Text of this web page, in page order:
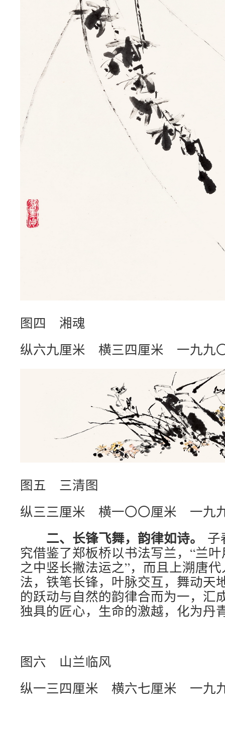
图四 湘魂
纵六九厘米 横三四厘米 一九九
图五 三清图
纵三三厘米 横一〇〇厘米 一九
二、长锋飞舞，韵律如诗。
子
究借鉴了郑板桥以书法写兰，“兰
之中竖长撇法运之”，而且上溯唐
法，铁笔长锋，叶脉交互，舞动天
的跃动与自然的韵律合而为一，汇
独具的匠心，生命的激越，化为丹
图六 山兰临风
纵一三四厘米 横六七厘米 一九